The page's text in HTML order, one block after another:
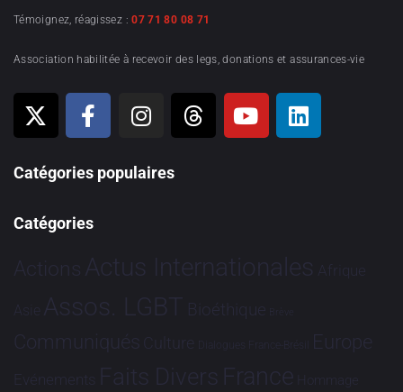
Témoignez, réagissez :07 71 80 08 71
Association habilitée à recevoir des legs, donations et assurances-vie
Catégories populaires
Catégories
Actions Actus Internationales Afrique
Asie Assos. LGBT Bioéthique Brève
Communiqués Culture Dialogues France-Brésil Europe
Evénements Faits Divers France Hommage